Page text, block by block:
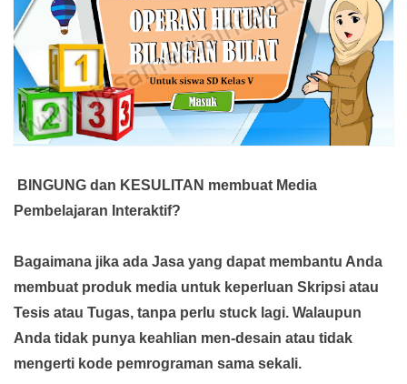
BINGUNG dan KESULITAN membuat Media
Pembelajaran Interaktif?
Bagaimana jika ada Jasa yang dapat membantu Anda
membuat produk media untuk keperluan Skripsi atau
Tesis atau Tugas, tanpa perlu stuck lagi. Walaupun
Anda tidak punya keahlian men-desain atau tidak
mengerti kode pemrograman sama sekali.